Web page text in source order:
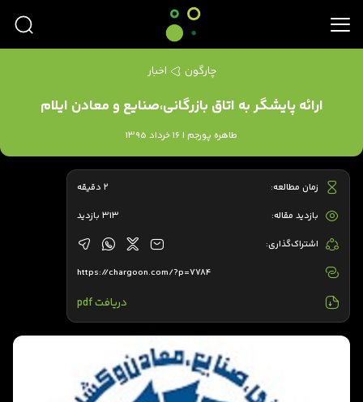
چارگون اخبار
ارائه پایشگر به اتاق بازرگانی،صنایع و معادن ایلام
طاهره پورجم | 16 خرداد 1395
زمان مطالعه: 2 دقیقه
بازدید مقاله: 313 بازدید
اشتراک‌گذاری:
https://chargoon.com/?p=7784
دریافت pdf